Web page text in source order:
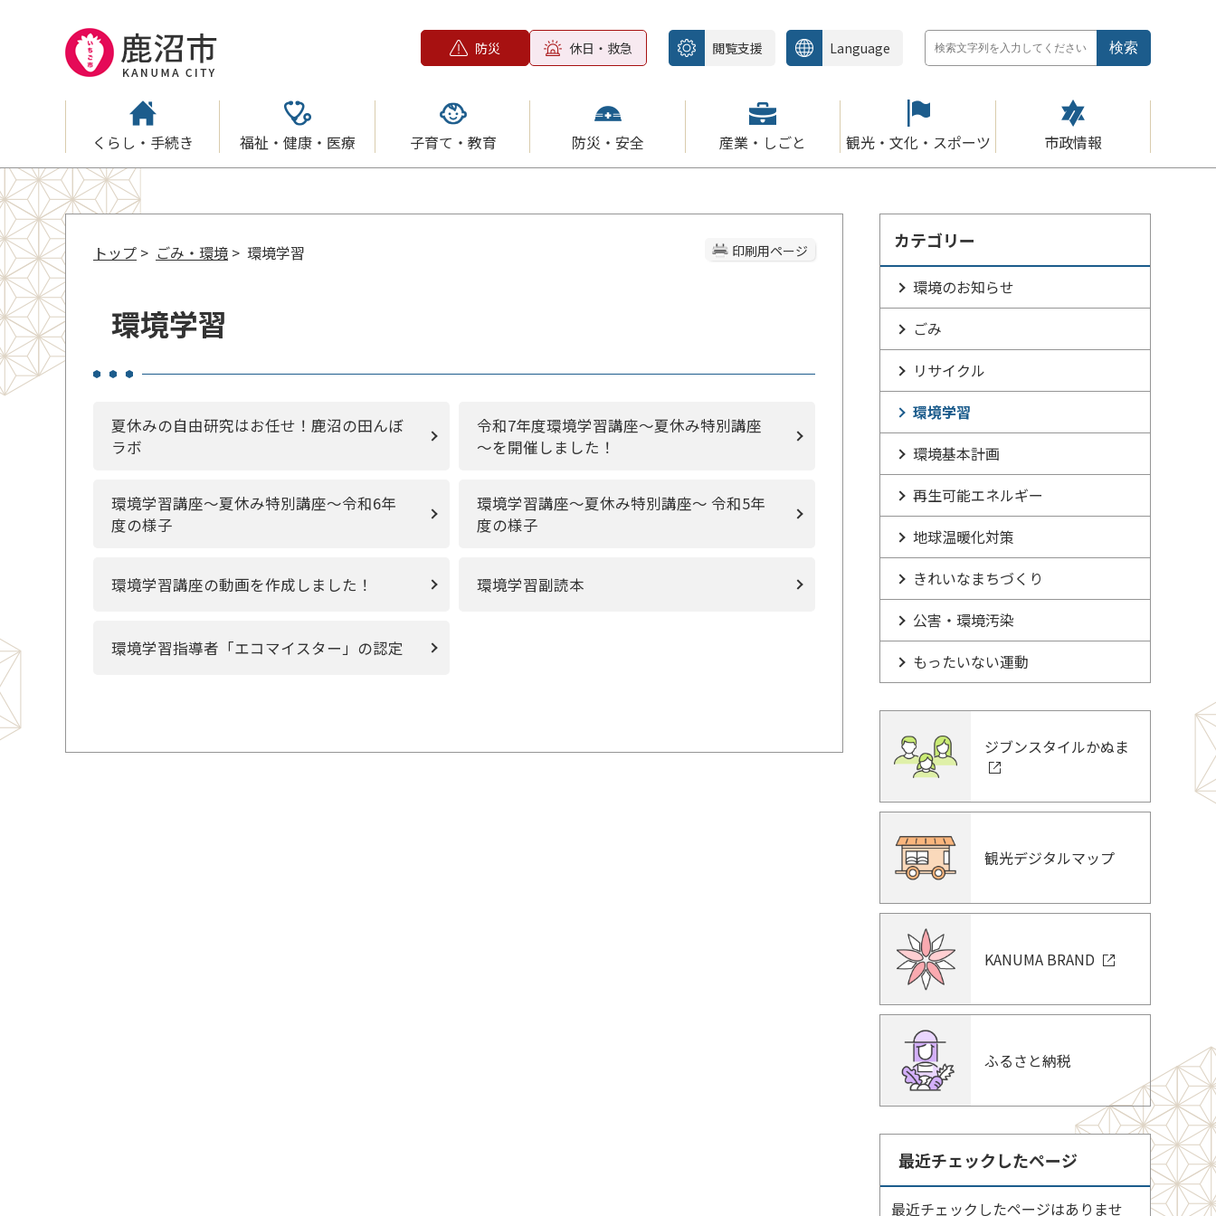
防災 休日・救急 閲覧支援 Language
くらし・手続き 福祉・健康・医療 子育て・教育 防災・安全 産業・しごと 観光・文化・スポーツ 市政情報
印刷用ページ
トップ > ごみ・環境 > 環境学習
環境学習
夏休みの自由研究はお任せ！鹿沼の田んぼ
ラボ
令和7年度環境学習講座～夏休み特別講座
～を開催しました！
環境学習講座～夏休み特別講座～令和6年
度の様子
環境学習講座～夏休み特別講座～ 令和5年
度の様子
環境学習講座の動画を作成しました！ 環境学習副読本
環境学習指導者「エコマイスター」の認定
カテゴリー
環境のお知らせ
ごみ
リサイクル
環境学習
環境基本計画
再生可能エネルギー
地球温暖化対策
きれいなまちづくり
公害・環境汚染
もったいない運動
ジブンスタイルかぬま
観光デジタルマップ
KANUMA BRAND
ふるさと納税
最近チェックしたページ
最近チェックしたページはありませ